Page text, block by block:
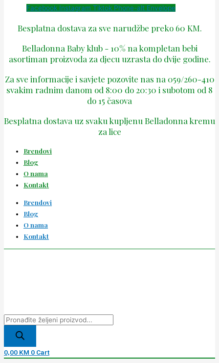
Facebook Instagram Tiktok Phone-alt Envelope
Besplatna dostava za sve narudžbe preko 60 KM.
Belladonna Baby klub - 10% na kompletan bebi
asortiman proizvoda za djecu uzrasta do dvije godine.
Za sve informacije i savjete pozovite nas na 059/260-410
svakim radnim danom od 8:00 do 20:30 i subotom od 8
do 15 časova
Besplatna dostava uz svaku kupljenu Belladonna kremu
za lice
Brendovi
Blog
O nama
Kontakt
Brendovi
Blog
O nama
Kontakt
0,00 KM 0 Cart